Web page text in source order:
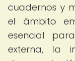
cuadernos y
el ámbito
esencial
externa, la